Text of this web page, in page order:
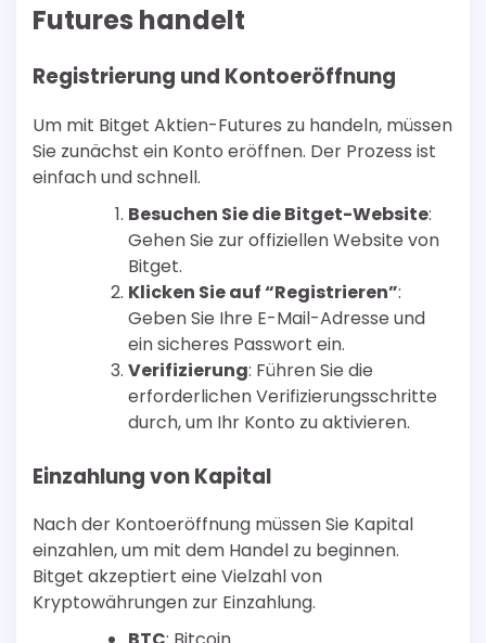
Futures handelt
Registrierung und Kontoeröffnung
Um mit Bitget Aktien-Futures zu handeln, müssen
Sie zunächst ein Konto eröffnen. Der Prozess ist
einfach und schnell.
Besuchen Sie die Bitget-Website:
Gehen Sie zur offiziellen Website von
Bitget.
Klicken Sie auf “Registrieren”:
Geben Sie Ihre E-Mail-Adresse und
ein sicheres Passwort ein.
Verifizierung: Führen Sie die
erforderlichen Verifizierungsschritte
durch, um Ihr Konto zu aktivieren.
Einzahlung von Kapital
Nach der Kontoeröffnung müssen Sie Kapital
einzahlen, um mit dem Handel zu beginnen.
Bitget akzeptiert eine Vielzahl von
Kryptowährungen zur Einzahlung.